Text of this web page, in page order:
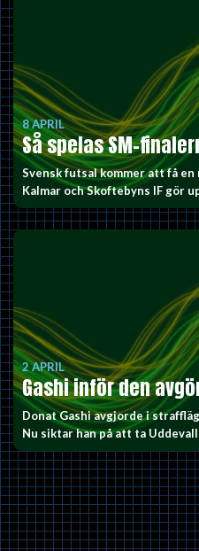
8 APRIL
Så spelas SM-
Svensk futsal kommer att få en
Kalmar och Skoftebyns IF gör
2 APRIL
Gashi inför den
Donat Gashi avgjorde i
Nu siktar han på att ta